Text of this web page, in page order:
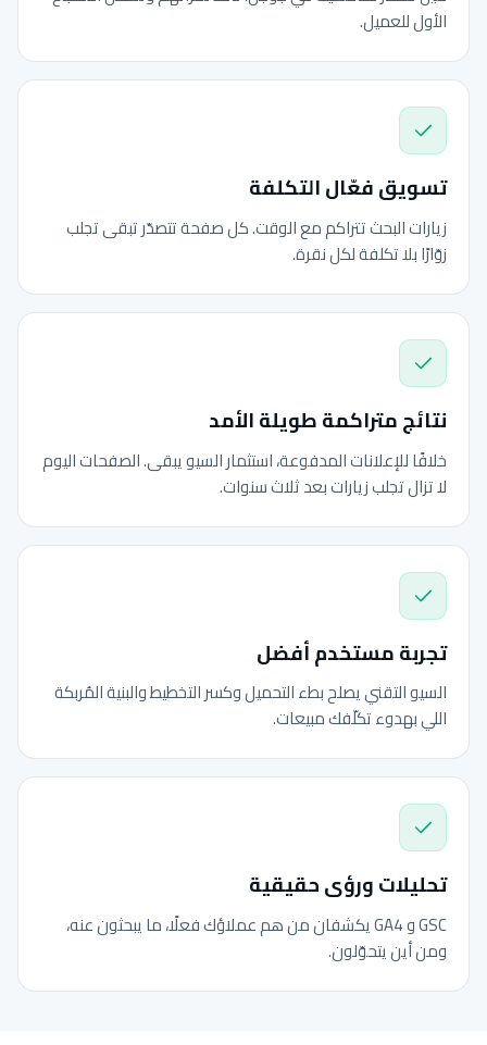
الأول للعميل.
تسويق فعّال التكلفة
زيارات البحث تتراكم مع الوقت. كل صفحة تتصدّر تبقى تجلب
زوّارًا بلا تكلفة لكل نقرة.
نتائج متراكمة طويلة الأمد
خلافًا للإعلانات المدفوعة، استثمار السيو يبقى. الصفحات اليوم
لا تزال تجلب زيارات بعد ثلاث سنوات.
تجربة مستخدم أفضل
السيو التقني يصلح بطء التحميل وكسر التخطيط والبنية المُربكة
اللي بهدوء تكلّفك مبيعات.
تحليلات ورؤى حقيقية
GSC و GA4 يكشفان من هم عملاؤك فعلًا، ما يبحثون عنه،
ومن أين يتحوّلون.